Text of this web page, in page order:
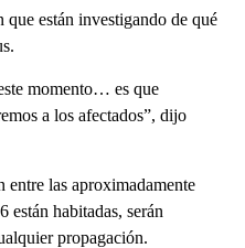
están investigando de qué
momento… es que
a los afectados”, dijo
entre las aproximadamente
están habitadas, serán
propagación.